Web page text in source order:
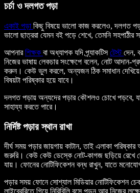
চর্চা ও দলগত পড়া
একাই পড়া কিছু বিষয়ে ভালো কাজ করলেও, দলগত
ভালো ছাত্ররা যেমন বই পড়ে শেখে, তেমনি সহপাঠীর
আপনারশিক্ষক বা অধ্যাপক যদি প্র্যাকটিসটেস্টদেন,
নিজের ভাষায় লেকচার সংক্ষেপে বলেন, নোট
করুন। কেউ ভুল করলে, অন্যজন ঠিক সমাধান দেখিয়ে
বিষয়টা পরিষ্কার হয়ে যাবে।
দলগত পড়ায় অন্যদের পড়ার কৌশলও চোখে পড়বে,
সাহায্য করতে পারে।
নির্দিষ্ট পড়ার স্থান রাখা
দীর্ঘ সময় পড়ার জায়গায় কাটান, তাই এলাকা
জরুরি। কেউ কেউ ডেস্কে নোট-কাগজ ছড়িয়ে রেখে
যায়। ফোনের নোটিফিকেশন বন্ধ রাখুন, যাতে
পড়ার সময় ফোনে সোশ্যাল মিডিয়ার নোটিফিকেশন